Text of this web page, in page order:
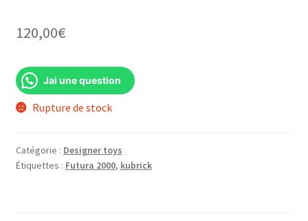
120,00€
Jai une question
Rupture de stock
Catégorie : Designer toys
Étiquettes : Futura 2000, kubrick